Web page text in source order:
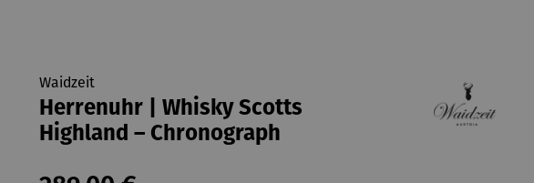
Waidzeit
Herrenuhr | Whisky Scotts
Highland – Chronograph